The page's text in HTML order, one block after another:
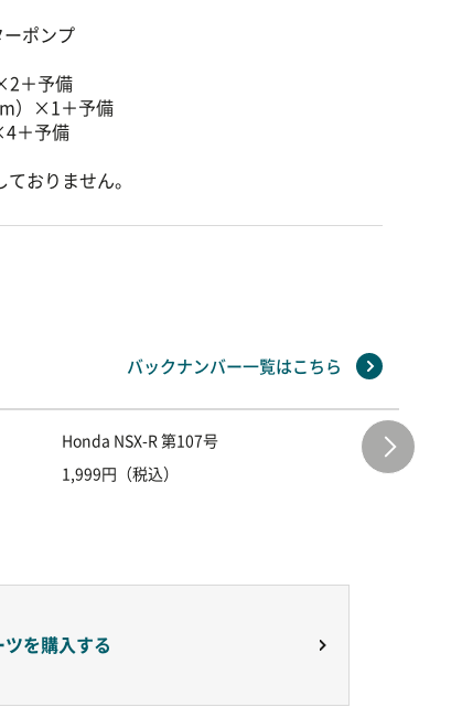
ーポンプ
＋予備
）×1＋予備
＋予備
おりません。
Honda NSX-R 第107号
1,999円（税込）
Honda
1,999円
バックナンバー一覧はこちら
を購入する